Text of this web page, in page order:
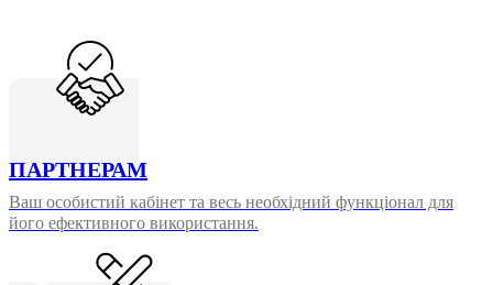
ПАРТНЕРАМ
Ваш особистий кабінет та весь необхідний функціонал для
його ефективного використання.